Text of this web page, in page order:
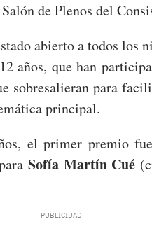
de Plenos del
abierto a todos los
años, que han
sobresalieran para
principal.
el primer premio
Sofía Martín Cué